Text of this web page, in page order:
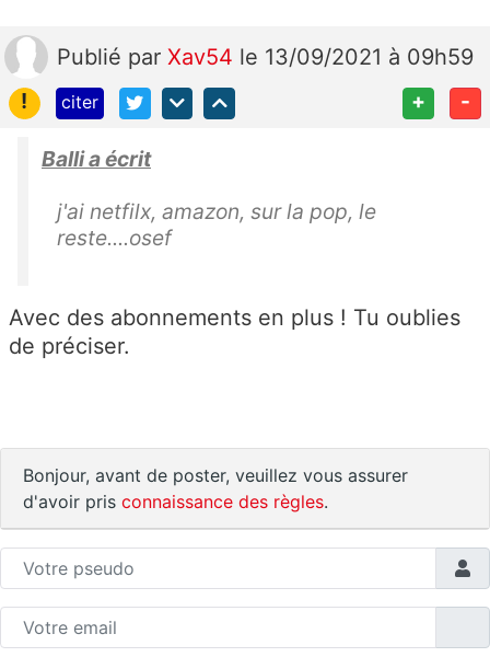
Publié par Xav54 le 13/09/2021 à 09h59
!
citer + -
Balli a écrit
j'ai netfilx, amazon, sur la pop, le
reste....osef
Avec des abonnements en plus ! Tu oublies
de préciser.
Bonjour, avant de poster, veuillez vous assurer
d'avoir pris connaissance des règles.